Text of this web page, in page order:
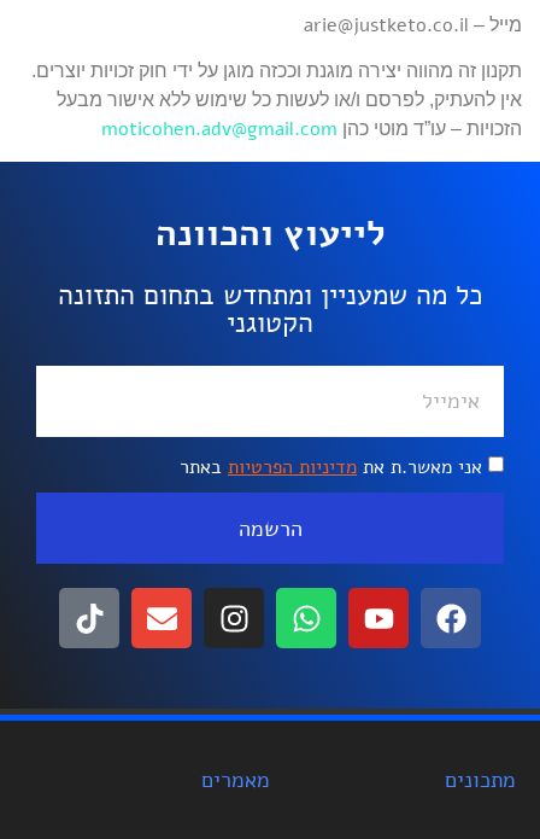
מייל – arie@justketo.co.il
תקנון זה מהווה יצירה מוגנת וככזה מוגן על ידי חוק זכויות יוצרים.
אין להעתיק, לפרסם ו/או לעשות כל שימוש ללא אישור מבעל
הזכויות – עו”ד מוטי כהן moticohen.adv@gmail.com
לייעוץ והכוונה
כל מה שמעניין ומתחדש בתחום התזונה
הקטוגני
אני מאשר.ת את מדיניות הפרטיות באתר
הרשמה
מתכונים מאמרים